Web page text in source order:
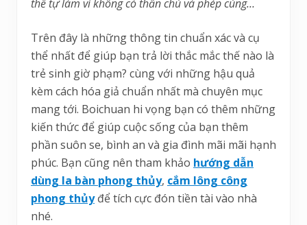
thể tự làm vì không có thần chú và phép cúng…
Trên đây là những thông tin chuẩn xác và cụ
thể nhất để giúp bạn trả lời thắc mắc thế nào là
trẻ sinh giờ phạm? cùng với những hậu quả
kèm cách hóa giả chuẩn nhất mà chuyên mục
mang tới. Boichuan hi vọng bạn có thêm những
kiến thức để giúp cuộc sống của bạn thêm
phần suôn se, bình an và gia đình mãi mãi hạnh
phúc. Bạn cũng nên tham khảo hướng dẫn
dùng la bàn phong thủy, cắm lông công
phong thủyđể tích cực đón tiền tài vào nhà
nhé.